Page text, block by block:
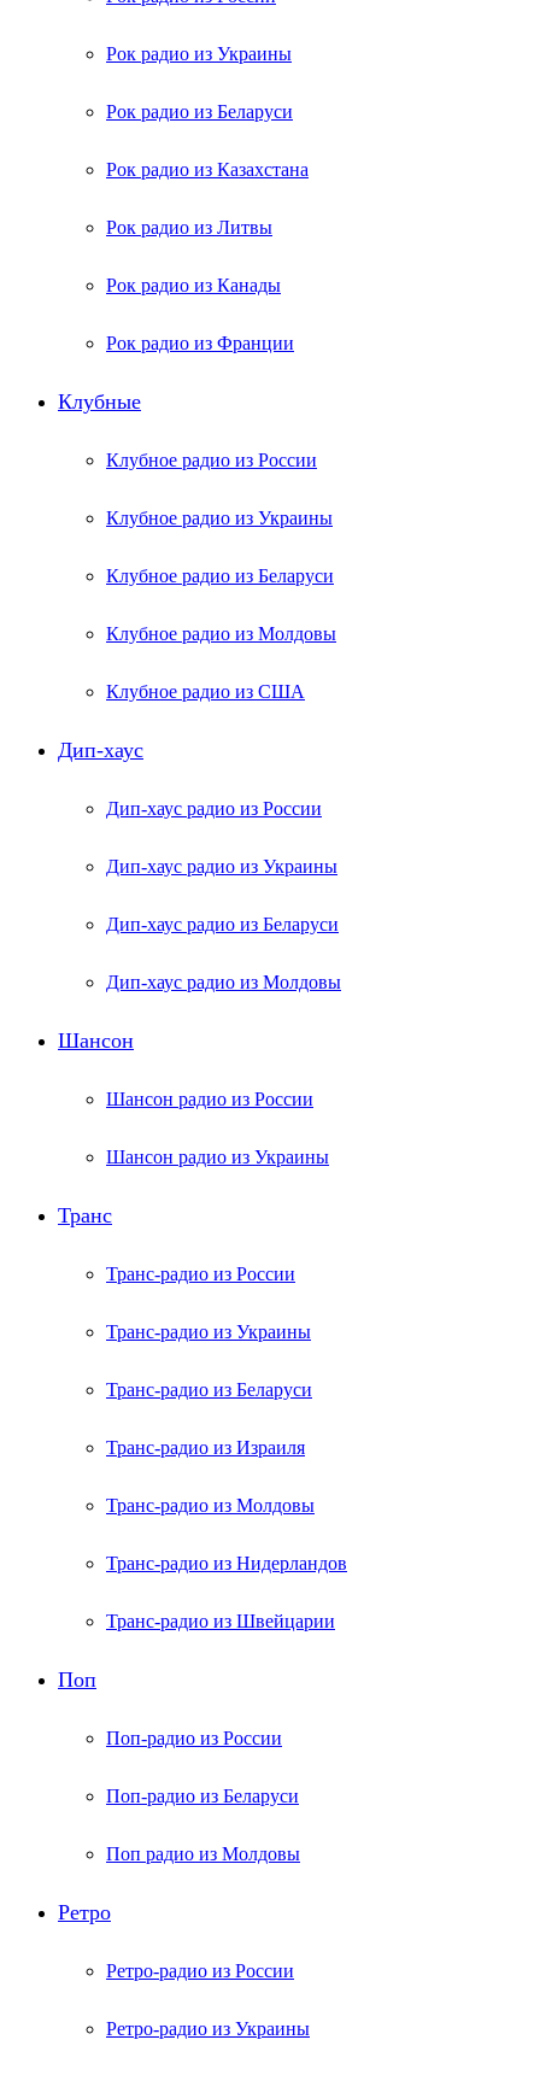
Рок радио из Украины
Рок радио из Беларуси
Рок радио из Казахстана
Рок радио из Литвы
Рок радио из Канады
Рок радио из Франции
Клубные
Клубное радио из России
Клубное радио из Украины
Клубное радио из Беларуси
Клубное радио из Молдовы
Клубное радио из США
Дип-хаус
Дип-хаус радио из России
Дип-хаус радио из Украины
Дип-хаус радио из Беларуси
Дип-хаус радио из Молдовы
Шансон
Шансон радио из России
Шансон радио из Украины
Транс
Транс-радио из России
Транс-радио из Украины
Транс-радио из Беларуси
Транс-радио из Израиля
Транс-радио из Молдовы
Транс-радио из Нидерландов
Транс-радио из Швейцарии
Поп
Поп-радио из России
Поп-радио из Беларуси
Поп радио из Молдовы
Ретро
Ретро-радио из России
Ретро-радио из Украины